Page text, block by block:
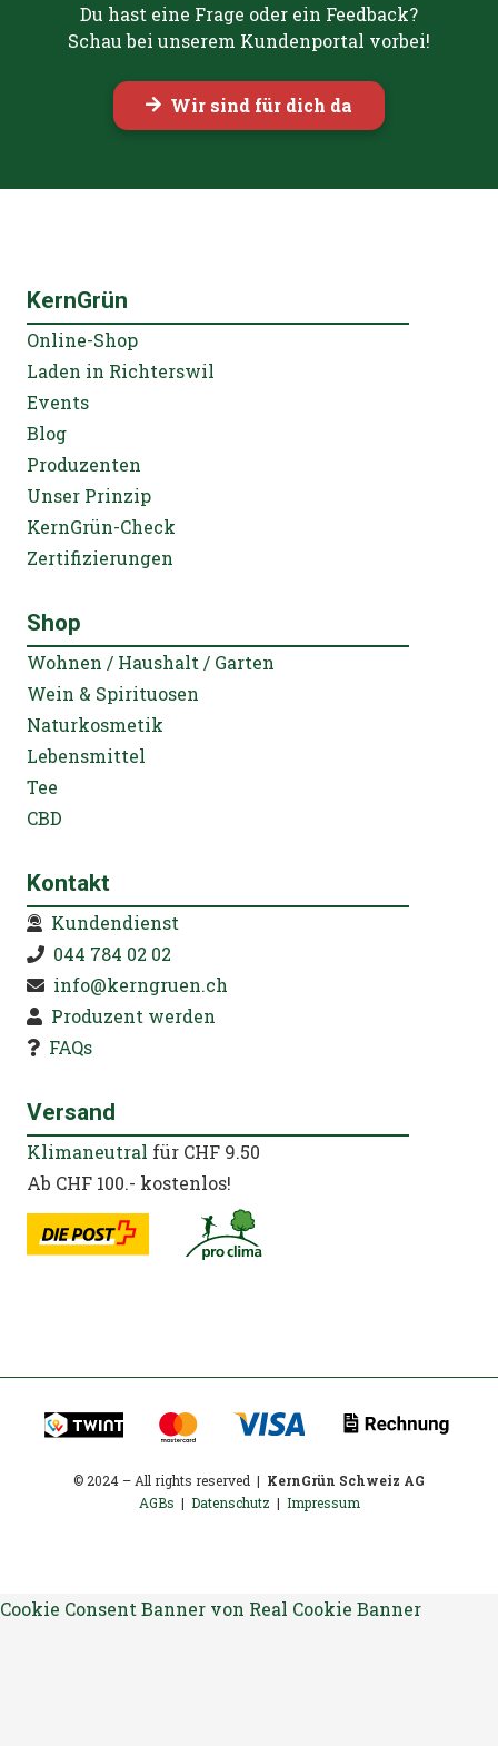
Du hast eine Frage oder ein Feedback?
Schau bei unserem Kundenportal vorbei!
Wir sind für dich da
KernGrün
Online-Shop
Laden in Richterswil
Events
Blog
Produzenten
Unser Prinzip
KernGrün-Check
Zertifizierungen
Shop
Wohnen / Haushalt / Garten
Wein & Spirituosen
Naturkosmetik
Lebensmittel
Tee
CBD
Kontakt
Kundendienst
044 784 02 02
info@kerngruen.ch
Produzent werden
FAQs
Versand
Klimaneutral für CHF 9.50
Ab CHF 100.- kostenlos!
© 2024 – All rights reserved | KernGrün Schweiz AG
AGBs | Datenschutz | Impressum
Cookie Consent Banner von Real Cookie Banner